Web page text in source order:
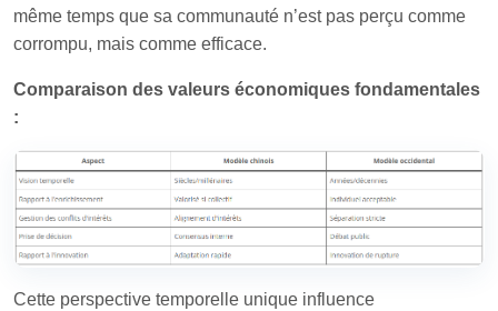
même temps que sa communauté n’est pas perçu comme
corrompu, mais comme efficace.
Comparaison des valeurs économiques fondamentales
:
Cette perspective temporelle unique influence